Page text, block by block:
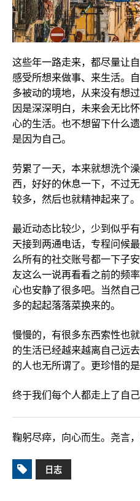
这些年一路走来，都尽量让
感受所想来做事、来生活。
多被动的境地，从来没有想
因是深深明白，未来会无比
心的生活。也不想留下什么
是因为自己。
劳累了一天，本来就想洗个
西，好好的休息一下，不过
较多，然后也就精神起来了。
最近动态比较少，少到似乎
天接到两通电话，专程问候
么所有的社交账号都一下子
友这么一说再看看之前的频
心也安静了很多吧。当然自
多的起起落落菜换来的。
慢慢的，有很多东西索性也
的生活已经越来越离自己远
的人也无所谓了。更珍惜的
终于我们每个人都走上了自
鞠躬尽瘁，向心而生。尧言，
日志